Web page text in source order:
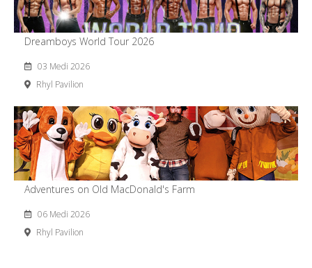
Dreamboys World Tour 2026
03 Medi 2026
Rhyl Pavilion
Adventures on Old MacDonald's Farm
06 Medi 2026
Rhyl Pavilion